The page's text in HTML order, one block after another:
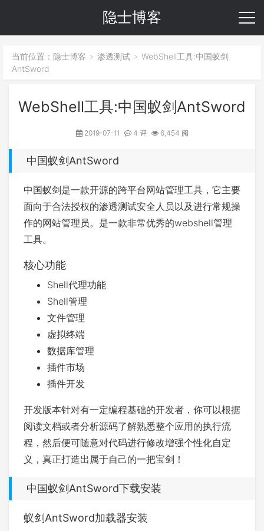
隐士博客
当前位置： 隐士博客 > 渗透测试 > WebShell工具:中国蚁剑
AntSword
WebShell工具:中国蚁剑AntSword
2019-07-11 4 评 6,454 阅
中国蚁剑AntSword
中国蚁剑是一款开源的跨平台网站管理工具，它主要
面向于合法授权的渗透测试安全人员以及进行常规操
作的网站管理员。是一款非常优秀的webshell管理
工具。
核心功能
Shell代理功能
Shell管理
文件管理
虚拟终端
数据库管理
插件市场
插件开发
开发版本针对有一定编程基础的开发者，你可以根据
阅读文档或者分析源码了解熟悉整个应用的执行流
程，然后便可随意对代码进行修改增强个性化自定
义，真正打造出属于自己的一把宝剑！
中国蚁剑AntSword下载安装
蚁剑AntSword加载器安装